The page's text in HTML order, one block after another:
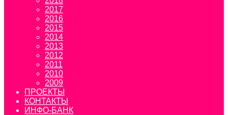
2017
2016
2015
2014
2013
2012
2011
2010
2009
ПРОЕКТЫ
КОНТАКТЫ
ИНФО-БАНК